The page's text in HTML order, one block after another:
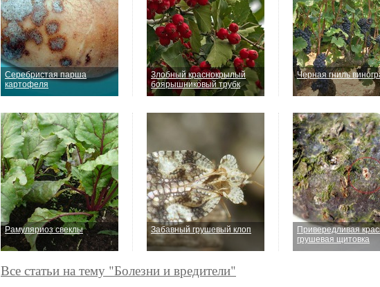
Серебристая парша
картофеля
Злобный краснокрылый
боярышниковый трубк
Черная гниль
Рамуляриоз свеклы Забавный грушевый клоп
Привередливая
грушевая щитовка
Все статьи на тему "Болезни и вредители"